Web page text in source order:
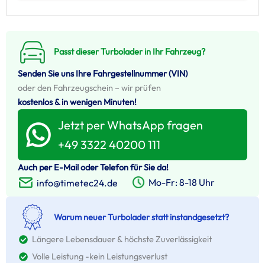
Passt dieser Turbolader in Ihr Fahrzeug?
Senden Sie uns Ihre Fahrgestellnummer (VIN)
oder den Fahrzeugschein – wir prüfen
kostenlos & in wenigen Minuten!
Jetzt per WhatsApp fragen
+49 3322 40200 111
Auch per E-Mail oder Telefon für Sie da!
info@timetec24.de Mo-Fr: 8-18 Uhr
Warum neuer Turbolader statt instandgesetzt?
Längere Lebensdauer & höchste Zuverlässigkeit
Volle Leistung -kein Leistungsverlust